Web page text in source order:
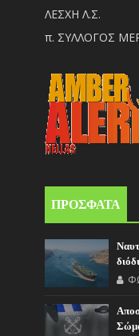
ΛΕΣΧΗ Λ.Σ.
π. ΣΥΛΛΟΓΟΣ
ΠΡΟΣΦΑΤΑ